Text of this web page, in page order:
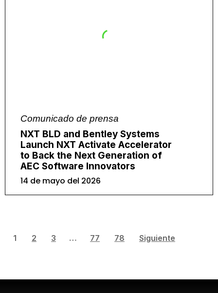
Comunicado de prensa
NXT BLD and Bentley Systems
Launch NXT Activate Accelerator
to Back the Next Generation of
AEC Software Innovators
14 de mayo del 2026
1 2 3 … 77 78 Siguiente